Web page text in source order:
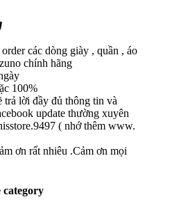
các dòng giày , quần , áo
chính hãng
100%
trả lời đầy đủ thông tin và
update thường xuyên
( nhớ thêm www.
ơn rất nhiêu .Cảm ơn mọi
category